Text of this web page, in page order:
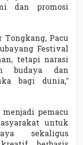
dan promosi
Pacu
Festival
tetapi narasi
budaya dan
bagi dunia,”
pemacu
untuk
sekaligus